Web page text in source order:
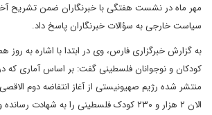
مهر ماه در نشست هفتگی با خبرنگاران ضمن تشریح
سیاست خارجی به سؤالات خبرنگاران پاسخ داد.
به گزارش خبرگزاری فارس، وی در ابتدا با اشاره به
کودکان و نوجوانان فلسطینی گفت: بر اساس آماری که